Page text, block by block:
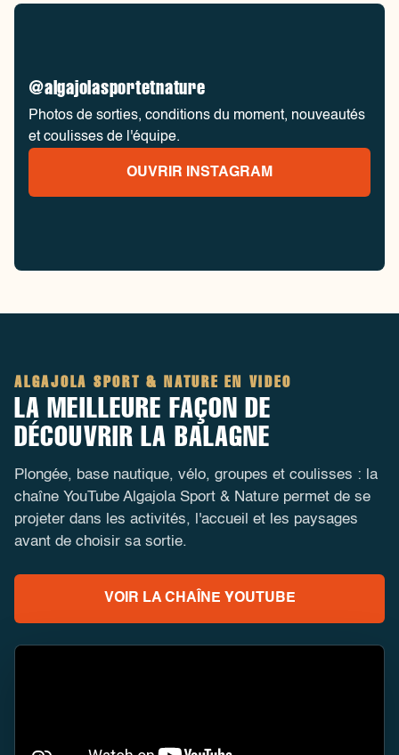
@algajolasportetnature
Photos de sorties, conditions du moment, nouveautés
et coulisses de l'équipe.
OUVRIR INSTAGRAM
ALGAJOLA SPORT & NATURE EN VIDEO
LA MEILLEURE FAÇON DE
DÉCOUVRIR LA BALAGNE
Plongée, base nautique, vélo, groupes et coulisses : la
chaîne YouTube Algajola Sport & Nature permet de se
projeter dans les activités, l'accueil et les paysages
avant de choisir sa sortie.
VOIR LA CHAÎNE YOUTUBE